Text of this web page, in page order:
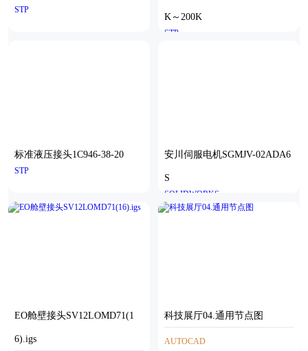
STP
K～200K
STP
标准液压接头1C946-38-20
STP
安川伺服电机SGMJV-02ADA6
S
SOLIDWORKS
EO舱壁接头SV12LOMD71(1
6).igs
科技展厅04.通用节点图
AUTOCAD